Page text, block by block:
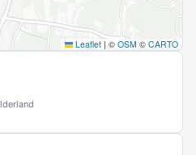
Leaflet | © OSM © CARTO